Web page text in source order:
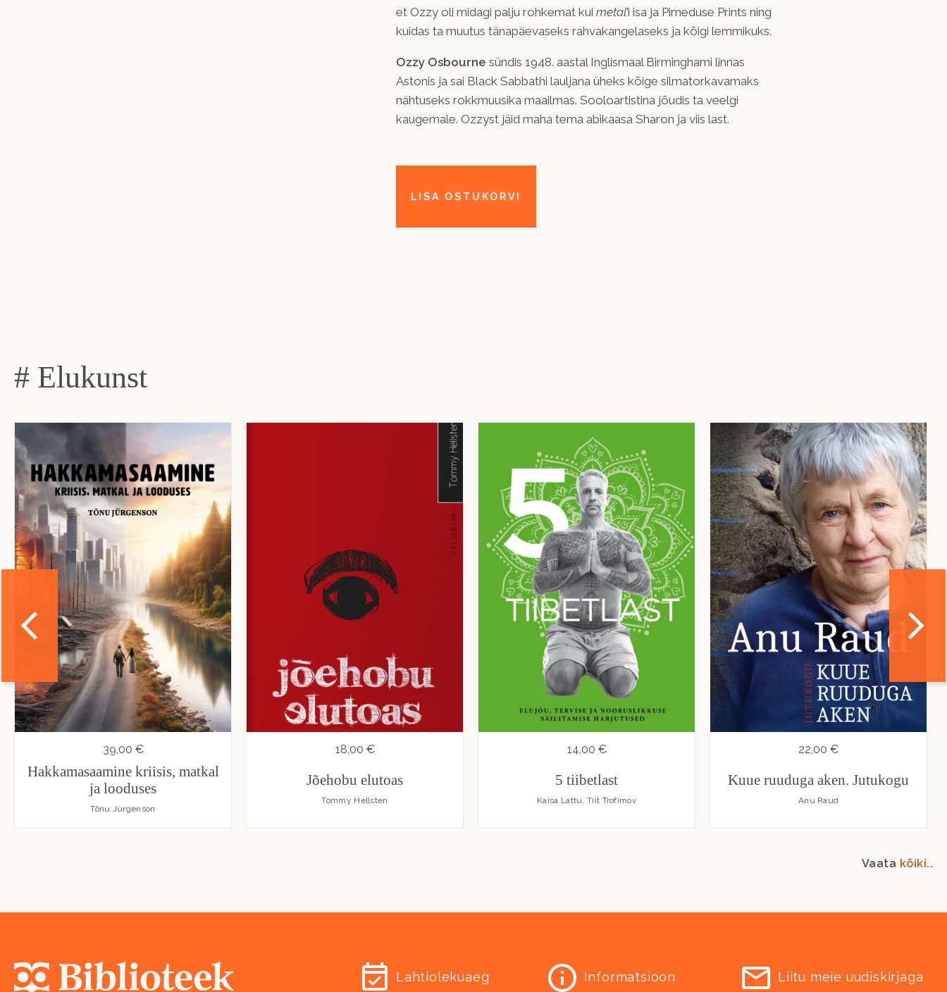
et Ozzy oli midagi palju rohkemat kui metal’i isa ja Pimeduse Prints ning
kuidas ta muutus tänapäevaseks rahvakangelaseks ja kõigi lemmikuks.
Ozzy Osbourne sündis 1948. aastal Inglismaal Birminghami linnas
Astonis ja sai Black Sabbathi lauljana üheks kõige silmatorkavamaks
nähtuseks rokkmuusika maailmas. Sooloartistina jõudis ta veelgi
kaugemale. Ozzyst jäid maha tema abikaasa Sharon ja viis last.
# Elukunst
39,00 €
Hakkamasaamine kriisis, matkal
ja looduses
Tõnu Jürgenson
18,00 €
Jõehobu elutoas
Tommy Hellsten
14,00 €
5 tiibetlast
Kaisa Lattu, Tiit Trofimov
22,00 €
Kuue ruuduga aken. Jutukogu
Anu Raud
Vaata kõiki..
Lahtiolekuaeg Informatsioon Liitu meie uudiskirjaga